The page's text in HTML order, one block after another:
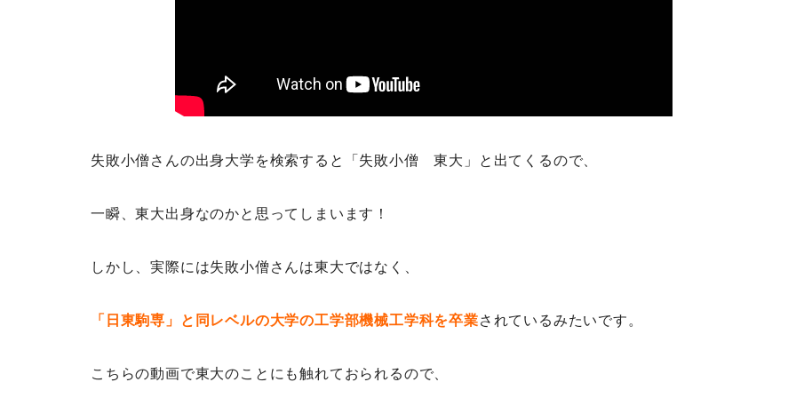
失敗小僧さんの出身大学を検索すると「失敗小僧 東大」と出てくるので、
一瞬、東大出身なのかと思ってしまいます！
しかし、実際には失敗小僧さんは東大ではなく、
「日東駒専」と同レベルの大学の工学部機械工学科を卒業されているみたいです。
こちらの動画で東大のことにも触れておられるので、